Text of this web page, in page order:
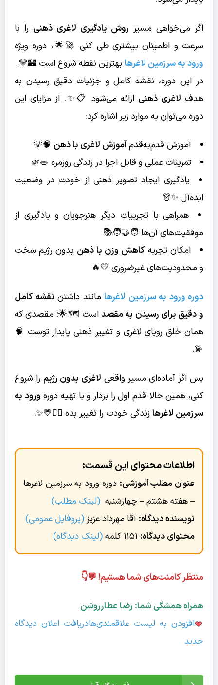
اگر می‌خواهی مسیر روش یادگیری لاغری ذهنی را با
سرعت و اطمینان بیشتری طی کنی 🚀🌟، دوره ویژه
ورود به سرزمین لاغرها بهترین نقطه شروع است 🏰💛.
در این دوره، نقشه کامل و جزئیات دقیق رسیدن به
هدف لاغری ذهنی ارائه می‌شود 📋✨. از مزایای این
دوره می‌توان به موارد زیر اشاره کرد:
آموزش قدم‌به‌قدمآموزش لاغری با ذهن 🧠💡
تمرینات عملی و قابل اجرا در زندگی روزمره 🥗🌿
یادگیری ایجاد تصویر ذهنی از خودت در وضعیت
ایده‌آل ✨👗
همراهی با تجربیات دیگر هنرجویان و یادگیری از
موفقیت‌های آن‌ها 🧑‍🤝‍🧑📚
امکان تجربهکاهش وزن با ذهن بدون رژیم سخت
و محدودیت‌های غیرضروری 💛🔥
دوره ورود به سرزمین لاغرها مانند داشتن نقشه کامل
و دقیق برای رسیدن به مقصداست 🗺️🌟؛ مقصدی که
همان خلق رویای لاغری و تغییر ذهنی پایدار توست 🧠
💫.
پس اگر آماده‌ای مسیر واقعی لاغری بدون رژیم را شروع
کنی، همین حالا قدم اول را بردار و با تهیه دوره ورود به
سرزمین لاغرهازندگی خودت را تغییر بده 🏃‍♀️💛✨.
اطلاعات محتوای این قسمت:
عنوان مطلب آموزشی: دوره ورود به سرزمین لاغرها
– هفته هشتم – چهارشنبه (لینک مطلب)
نویسنده دیدگاه: آقا مهرداد عزیز (پروفایل عمومی)
محتوای دیدگاه:
(لینک دیدگاه)
منتظر کامنت‌های شما هستیم! 💬👇
همراه همشگی شما: رضا عطارروشن
افزودن به لیست علاقمندی‌هادریافت اعلان دیدگاه‌
جدید